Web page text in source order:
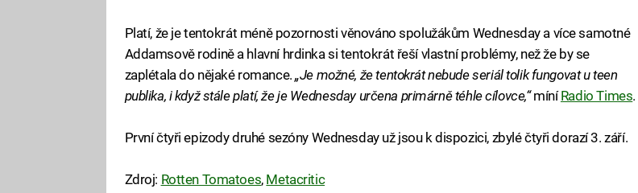
Platí, že je tentokrát méně pozornosti věnováno spolužákům Wednesday a více samotné
Addamsově rodině a hlavní hrdinka si tentokrát řeší vlastní problémy, než že by se
zaplétala do nějaké romance.„Je možné, že tentokrát nebude seriál tolik fungovat u teen
publika, i když stále platí, že je Wednesday určena primárně téhle cílovce,“míníRadio Times.
První čtyři epizody druhé sezóny Wednesday už jsou k dispozici, zbylé čtyři dorazí 3. září.
Zdroj: Rotten Tomatoes, Metacritic